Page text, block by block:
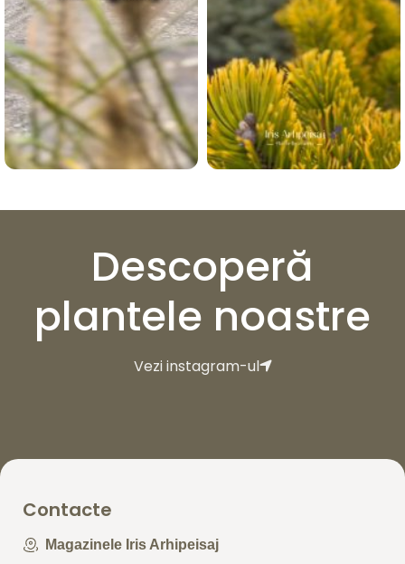
Descoperă
plantele noastre
Vezi instagram-ul
Contacte
Magazinele Iris Arhipeisaj